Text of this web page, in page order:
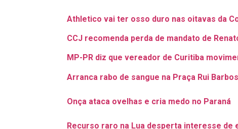
Athletico vai ter osso duro nas oitavas da
CCJ recomenda perda de mandato de
MP-PR diz que vereador de Curitiba
Arranca rabo de sangue na Praça Rui
Onça ataca ovelhas e cria medo no Paraná
Recurso raro na Lua desperta interesse de